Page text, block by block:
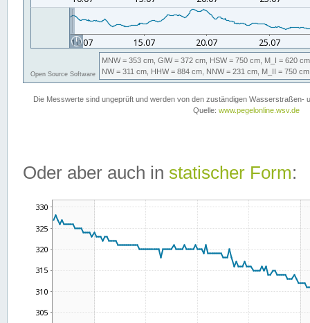
Oder aber auch in statischer Form: